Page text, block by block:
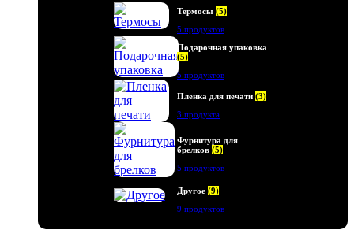
Термосы (5)
5 продуктов
Подарочная упаковка
(5)
5 продуктов
Пленка для печати (3)
3 продукта
Фурнитура для
брелков (5)
5 продуктов
Другое (9)
9 продуктов